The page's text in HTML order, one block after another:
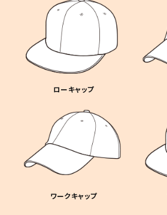
ローキャップ
ワークキャップ